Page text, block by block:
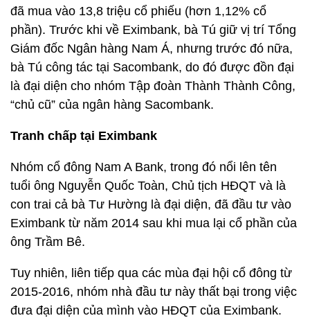
đã mua vào 13,8 triệu cổ phiếu (hơn 1,12% cổ
phần). Trước khi về Eximbank, bà Tú giữ vị trí Tổng
Giám đốc Ngân hàng Nam Á, nhưng trước đó nữa,
bà Tú công tác tại Sacombank, do đó được đồn đại
là đại diện cho nhóm Tập đoàn Thành Thành Công,
“chủ cũ” của ngân hàng Sacombank.
Tranh chấp tại Eximbank
Nhóm cổ đông Nam A Bank, trong đó nổi lên tên
tuổi ông Nguyễn Quốc Toàn, Chủ tịch HĐQT và là
con trai cả bà Tư Hường là đại diện, đã đầu tư vào
Eximbank từ năm 2014 sau khi mua lại cổ phần của
ông Trầm Bê.
Tuy nhiên, liên tiếp qua các mùa đại hội cổ đông từ
2015-2016, nhóm nhà đầu tư này thất bại trong việc
đưa đại diện của mình vào HĐQT của Eximbank.